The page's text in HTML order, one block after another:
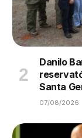
Danilo
Santa
07/08/2026